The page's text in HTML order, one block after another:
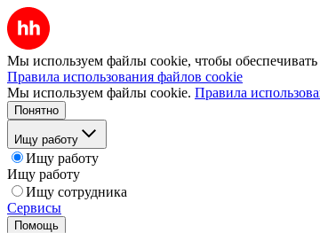
Мы используем файлы cookie, чтобы обеспечивать
Правила использования файлов cookie
Мы используем файлы cookie. Правила
Понятно
Ищу работу
Ищу работу
Ищу работу
Ищу сотрудника
Сервисы
Помощь